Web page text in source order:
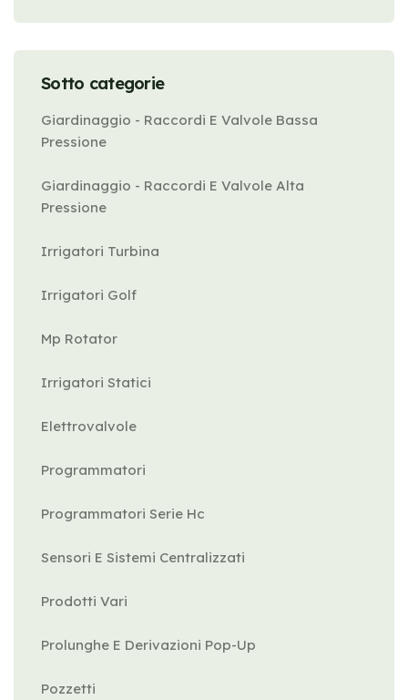
Sotto categorie
Giardinaggio - Raccordi E Valvole Bassa
Pressione
Giardinaggio - Raccordi E Valvole Alta
Pressione
Irrigatori Turbina
Irrigatori Golf
Mp Rotator
Irrigatori Statici
Elettrovalvole
Programmatori
Programmatori Serie Hc
Sensori E Sistemi Centralizzati
Prodotti Vari
Prolunghe E Derivazioni Pop-Up
Pozzetti